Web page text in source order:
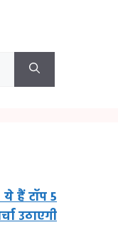
हैं टॉप 5
उठाएगी